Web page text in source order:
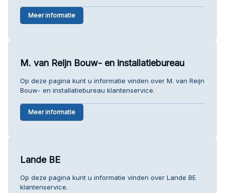
Meer informatie
M. van Reijn Bouw- en installatiebureau
Op deze pagina kunt u informatie vinden over M. van Reijn
Bouw- en installatiebureau klantenservice.
Meer informatie
Lande BE
Op deze pagina kunt u informatie vinden over Lande BE
klantenservice.